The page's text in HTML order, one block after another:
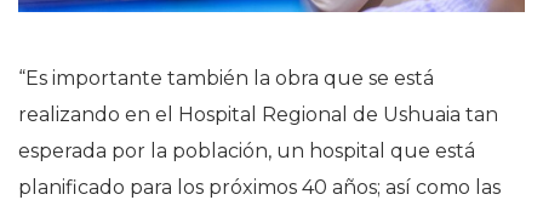
“Es importante también la obra que se está
realizando en el Hospital Regional de Ushuaia tan
esperada por la población, un hospital que está
planificado para los próximos 40 años; así como las